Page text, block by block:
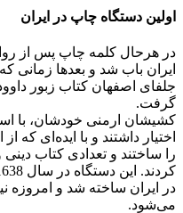
اولین دستگاه چاپ در ایران
در هرحال کلمه چاپ پس از
ایران باب شد و بعدها زمانی
جلفای اصفهان کتاب زبور
گرفت.
کشیشان ارمنی خودشان، با
اختیار داشتند و با ایده‌ای که
را ساختند و تعدادی کتاب
در ایران ساخته شد و امروزه
می‌شود.